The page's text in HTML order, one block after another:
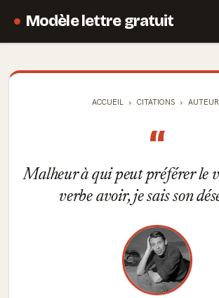
Modèle lettre gratuit
ACCUEIL CITATIONS
“
Malheur à qui peut préférer le
verbe avoir, je sais son